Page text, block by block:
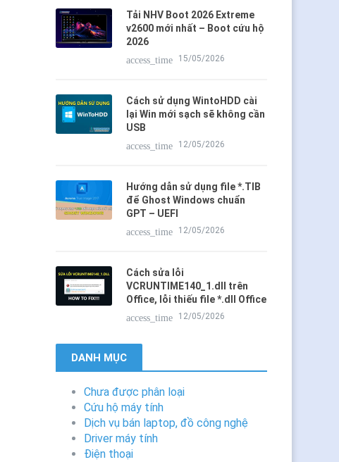
Tải NHV Boot 2026 Extreme
v2600 mới nhất – Boot cứu hộ
2026
access_time
15/05/2026
Cách sử dụng WintoHDD cài
lại Win mới sạch sẽ không cần
USB
access_time
12/05/2026
Hướng dẫn sử dụng file *.TIB
để Ghost Windows chuẩn
GPT – UEFI
access_time
12/05/2026
Cách sửa lỗi
VCRUNTIME140_1.dll trên
Office, lỗi thiếu file *.dll Office
access_time
12/05/2026
DANH MỤC
Chưa được phân loại
Cứu hộ máy tính
Dịch vụ bán laptop, đồ công nghệ
Driver máy tính
Điện thoại